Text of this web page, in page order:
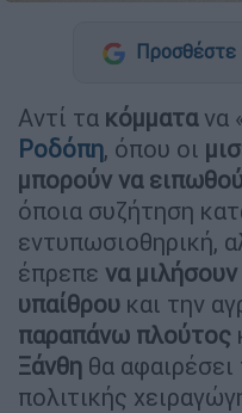
Αντί τα κόμματανα
Ροδόπη, όπου οι
μπορούν να
όποια συζήτηση
εντυπωσιοθηρική,
έπρεπε να
υπαίθρου και την
παραπάνω πλούτος
Ξάνθη θα
πολιτικής